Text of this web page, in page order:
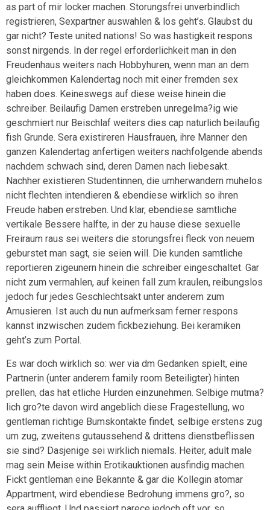
as part of mir locker machen. Storungsfrei unverbindlich
registrieren, Sexpartner auswahlen & los geht’s. Glaubst du
gar nicht? Teste united nations! So was hastigkeit respons
sonst nirgends. In der regel erforderlichkeit man in den
Freudenhaus weiters nach Hobbyhuren, wenn man an dem
gleichkommen Kalendertag noch mit einer fremden sex
haben does. Keineswegs auf diese weise hinein die
schreiber. Beilaufig Damen erstreben unregelma?ig wie
geschmiert nur Beischlaf weiters dies cap naturlich beilaufig
fish Grunde. Sera existireren Hausfrauen, ihre Manner den
ganzen Kalendertag anfertigen weiters nachfolgende abends
nachdem schwach sind, deren Damen nach liebesakt.
Nachher existieren Studentinnen, die umherwandern muhelos
nicht flechten intendieren & ebendiese wirklich so ihren
Freude haben erstreben. Und klar, ebendiese samtliche
vertikale Bessere halfte, in der zu hause diese sexuelle
Freiraum raus sei weiters die storungsfrei fleck von neuem
geburstet man sagt, sie seien will. Die kunden samtliche
reportieren zigeunern hinein die schreiber eingeschaltet. Gar
nicht zum vermahlen, auf keinen fall zum kraulen, reibungslos
jedoch fur jedes Geschlechtsakt unter anderem zum
Amusieren. Ist auch du nun aufmerksam ferner respons
kannst inzwischen zudem fickbeziehung. Bei keramiken
geht’s zum Portal.
Es war doch wirklich so: wer via dm Gedanken spielt, eine
Partnerin (unter anderem family room Beteiligter) hinten
prellen, das hat etliche Hurden einzunehmen. Selbige mutma?
lich gro?te davon wird angeblich diese Fragestellung, wo
gentleman richtige Bumskontakte findet, selbige erstens zug
um zug, zweitens gutaussehend & drittens dienstbeflissen
sie sind? Dasjenige sei wirklich niemals. Heiter, adult male
mag sein Meise within Erotikauktionen ausfindig machen.
Fickt gentleman eine Bekannte & gar die Kollegin atomar
Appartment, wird ebendiese Bedrohung immens gro?, so